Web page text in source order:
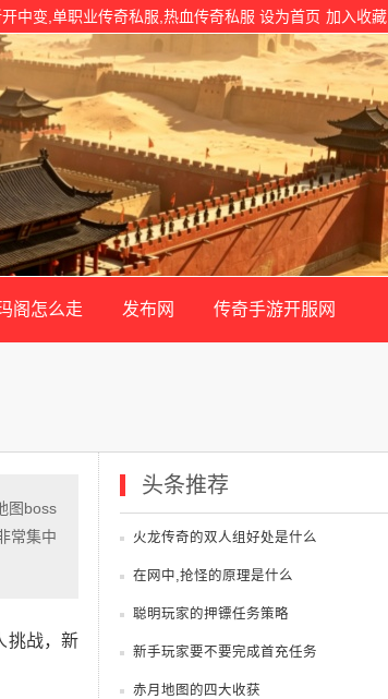
设为首页 加入收藏
中变,单职业传奇私服,热血传奇私服
阁怎么走 发布网 传奇手游开服网
图boss
常集中
挑战，新
头条推荐
火龙传奇的双人组好处是什么
在网中,抢怪的原理是什么
聪明玩家的押镖任务策略
新手玩家要不要完成首充任务
赤月地图的四大收获